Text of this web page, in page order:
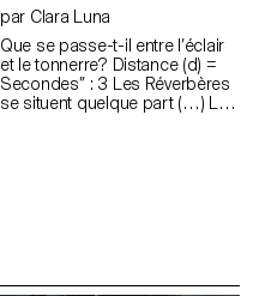
de dépression par aspiration
permettant des avortements «
diy ». Elle est composée de
céramique mouillée de
testostérone, aluminium,
préservatifs, digues dentaires,
par Clara Luna
Que se passe-t-il entre l’éclair
et le tonnerre? Distance (d) =
Secondes’’ : 3 Les Réverbères
se situent quelque part (…) La